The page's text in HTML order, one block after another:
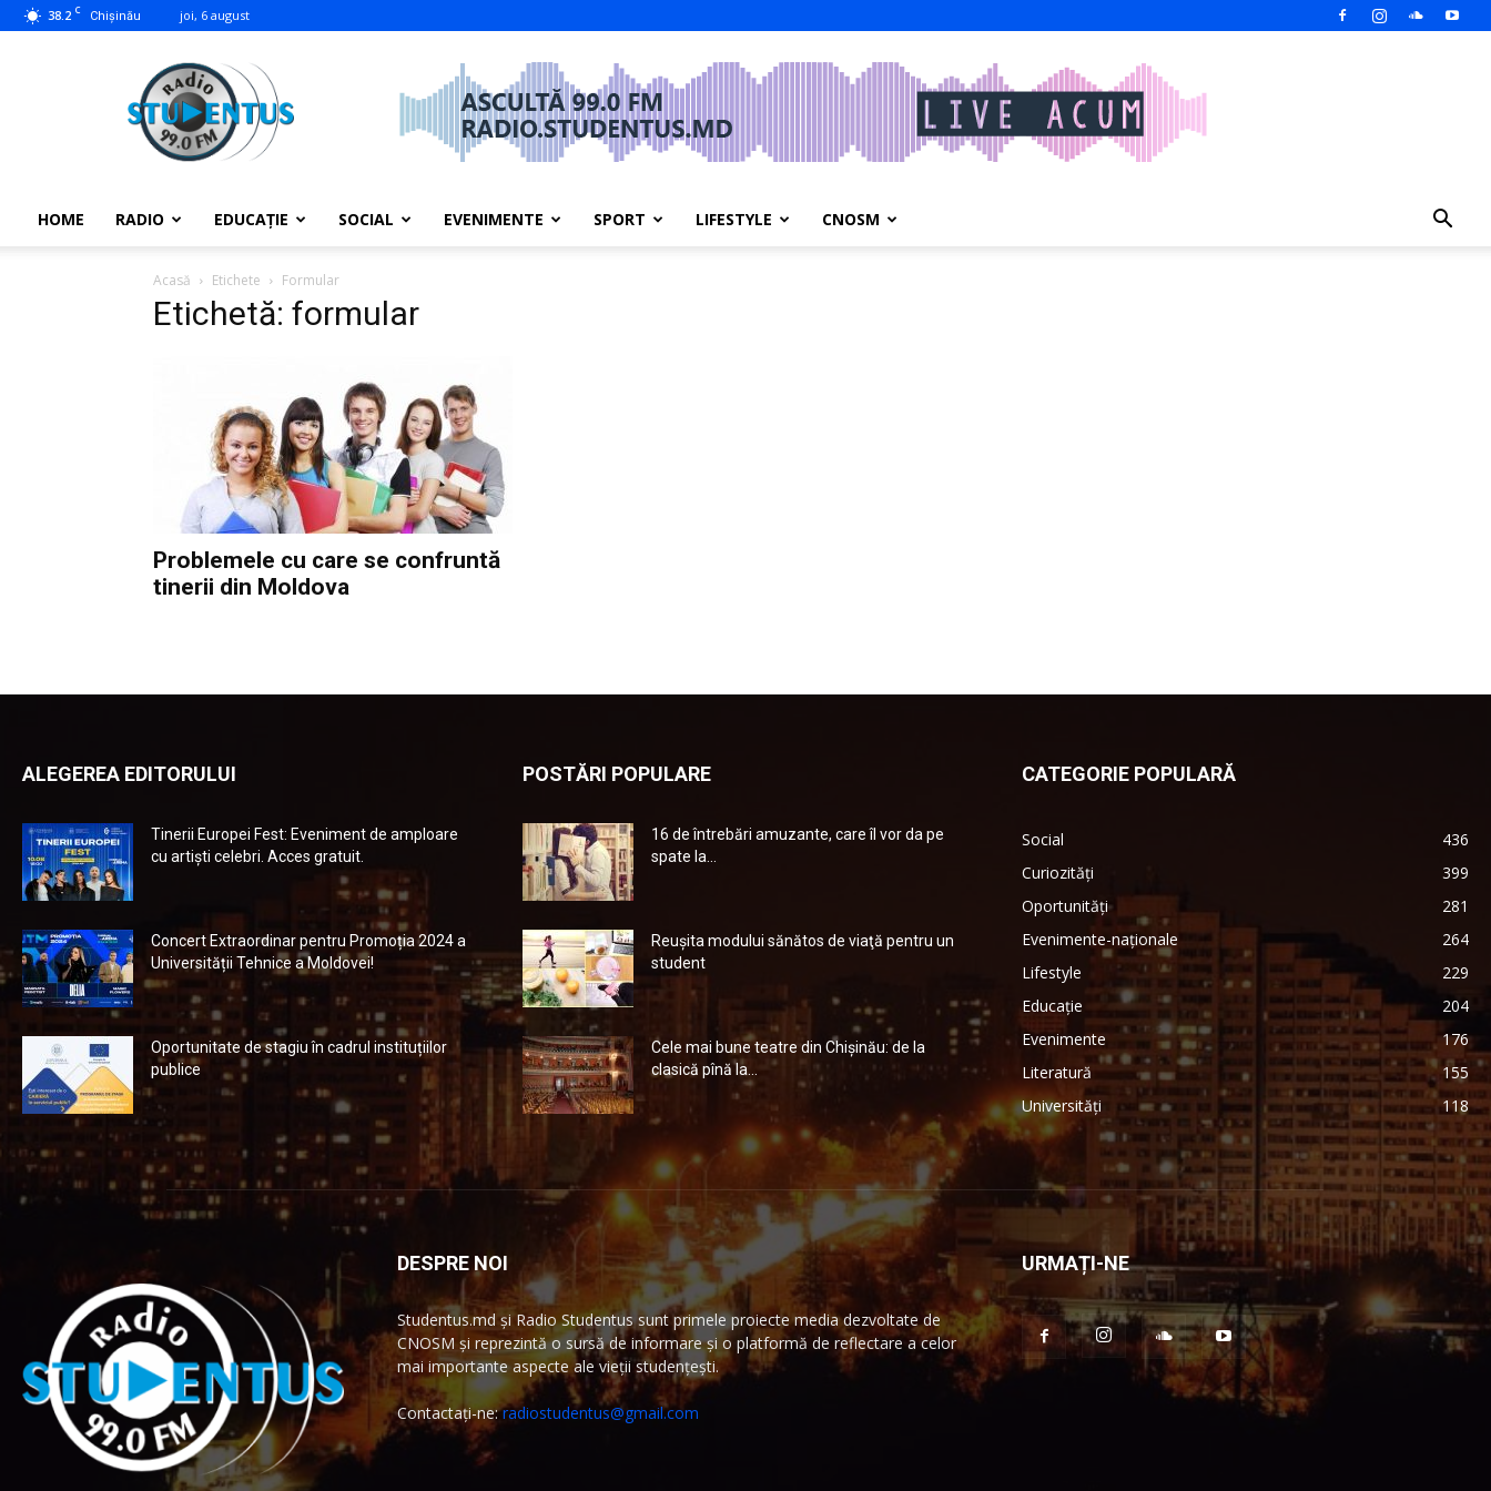
38.2 C Chișinău joi, 6 august
studentus.md
HOME RADIO EDUCAȚIE SOCIAL EVENIMENTE SPORT LIFESTYLE CNOSM
Acasă Etichete Formular
Etichetă: formular
Problemele cu care se confruntă
tinerii din Moldova
ALEGEREA EDITORULUI
Tinerii Europei Fest: Eveniment de amploare
cu artiști celebri. Acces gratuit.
Concert Extraordinar pentru Promoția 2024 a
Universității Tehnice a Moldovei!
Oportunitate de stagiu în cadrul instituțiilor
publice
POSTĂRI POPULARE
16 de întrebări amuzante, care îl vor da pe
spate la...
Reuşita modului sănătos de viaţă pentru un
student
Cele mai bune teatre din Chişinău: de la
clasică pînă la...
CATEGORIE POPULARĂ
Social
436
Curiozități
399
Oportunități
281
Evenimente-naționale
264
Lifestyle
229
Educație
204
Evenimente
176
Literatură
155
Universități
118
DESPRE NOI
Studentus.md și Radio Studentus sunt primele proiecte media dezvoltate de
CNOSM și reprezintă o sursă de informare și o platformă de reflectare a celor
mai importante aspecte ale vieții studențești.
Contactați-ne:radiostudentus@gmail.com
URMAȚI-NE